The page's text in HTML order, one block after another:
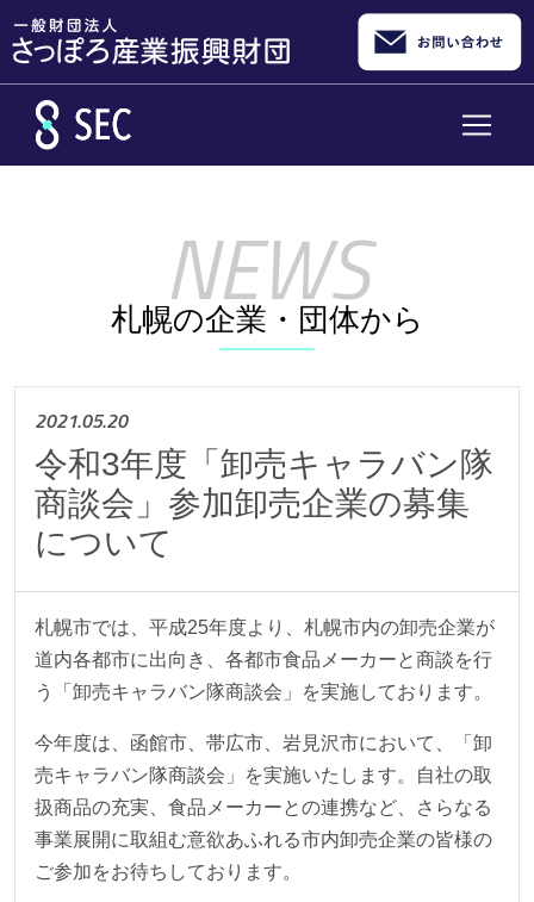
札幌の企業・団体から
2021.05.20
令和3年度「卸売キャラバン隊
商談会」参加卸売企業の募集
について
札幌市では、平成25年度より、札幌市内の卸売企業が
道内各都市に出向き、各都市食品メーカーと商談を行
う「卸売キャラバン隊商談会」を実施しております。
今年度は、函館市、帯広市、岩見沢市において、「卸
売キャラバン隊商談会」を実施いたします。自社の取
扱商品の充実、食品メーカーとの連携など、さらなる
事業展開に取組む意欲あふれる市内卸売企業の皆様の
ご参加をお待ちしております。